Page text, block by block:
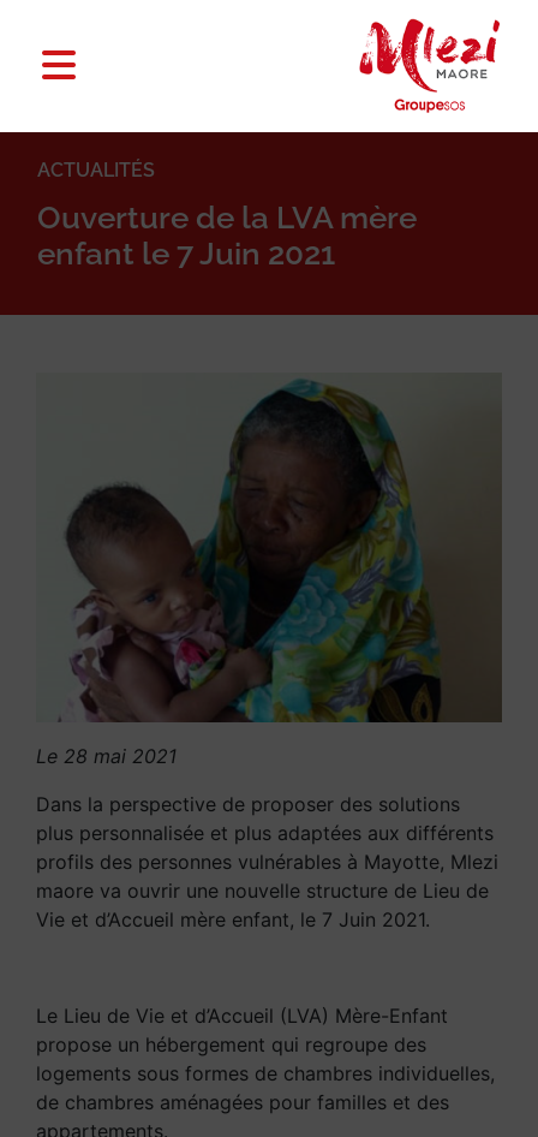
ACTUALITÉS
Ouverture de la LVA mère
enfant le 7 Juin 2021
Le 28 mai 2021
Dans la perspective de proposer des solutions
plus personnalisée et plus adaptées aux différents
profils des personnes vulnérables à Mayotte, Mlezi
maore va ouvrir une nouvelle structure de Lieu de
Vie et d’Accueil mère enfant, le 7 Juin 2021.
Le Lieu de Vie et d’Accueil (LVA) Mère-Enfant
propose un hébergement qui regroupe des
logements sous formes de chambres individuelles,
de chambres aménagées pour familles et des
appartements.